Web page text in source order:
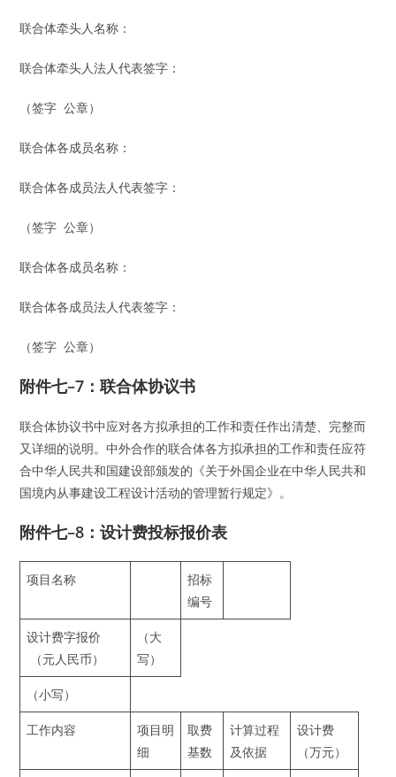
联合体牵头人名称：
联合体牵头人法人代表签字：
（签字 公章）
联合体各成员名称：
联合体各成员法人代表签字：
（签字 公章）
联合体各成员名称：
联合体各成员法人代表签字：
（签字 公章）
附件七–7：联合体协议书
联合体协议书中应对各方拟承担的工作和责任作出清楚、完整而
又详细的说明。中外合作的联合体各方拟承担的工作和责任应符
合中华人民共和国建设部颁发的《关于外国企业在中华人民共和
国境内从事建设工程设计活动的管理暂行规定》。
附件七–8：设计费投标报价表
项目名称
招标
编号
设计费字报价
（元人民币）
（大
写）
（小写）
工作内容
项目明
细
取费
基数
计算过程
及依据
设计费
（万元）